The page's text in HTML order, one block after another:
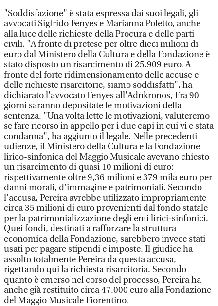
"Soddisfazione" è stata espressa dai suoi legali, gli
avvocati Sigfrido Fenyes e Marianna Poletto, anche
alla luce delle richieste della Procura e delle parti
civili. "A fronte di pretese per oltre dieci milioni di
euro dal Ministero della Cultura e della Fondazione è
stato disposto un risarcimento di 25.909 euro. A
fronte del forte ridimensionamento delle accuse e
delle richieste risarcitorie, siamo soddisfatti", ha
dichiarato l'avvocato Fenyes all'Adnkronos, Fra 90
giorni saranno depositate le motivazioni della
sentenza. "Una volta lette le motivazioni, valuteremo
se fare ricorso in appello per i due capi in cui vi e stata
condanna", ha aggiunto il legale. Nelle precedenti
udienze, il Ministero della Cultura e la Fondazione
lirico-sinfonica del Maggio Musicale avevano chiesto
un risarcimento di quasi 10 milioni di euro:
rispettivamente oltre 9,36 milioni e 379 mila euro per
danni morali, d'immagine e patrimoniali. Secondo
l'accusa, Pereira avrebbe utilizzato impropriamente
circa 35 milioni di euro provenienti dal fondo statale
per la patrimonializzazione degli enti lirici-sinfonici.
Quei fondi, destinati a rafforzare la struttura
economica della Fondazione, sarebbero invece stati
usati per pagare stipendi e imposte. Il giudice ha
assolto totalmente Pereira da questa accusa,
rigettando qui la richiesta risarcitoria. Secondo
quanto è emerso nel corso del processo, Pereira ha
anche già restituito circa 47.000 euro alla Fondazione
del Maggio Musicale Fiorentino.